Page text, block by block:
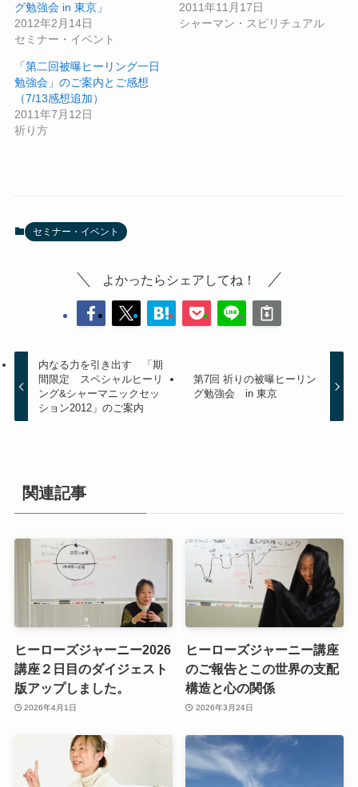
グ勉強会 in 東京」
2012年2月14日
セミナー・イベント
2011年11月17日
シャーマン・スピリチュアル
「第二回被曝ヒーリング一日
勉強会」のご案内とご感想
（7/13感想追加）
2011年7月12日
祈り方
セミナー・イベント
よかったらシェアしてね！
内なる力を引き出す 「期
間限定 スペシャルヒーリ
ング&シャーマニックセッ
ション2012」のご案内
第7回 祈りの被曝ヒーリン
グ勉強会 in 東京
関連記事
ヒーローズジャーニー2026
講座２日目のダイジェスト
版アップしました。
2026年4月1日
ヒーローズジャーニー講座
のご報告とこの世界の支配
構造と心の関係
2026年3月24日